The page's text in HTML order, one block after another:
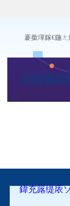
褰撳墠鎵€鍦
绉熻溅鎸
鍏充簬缇庡